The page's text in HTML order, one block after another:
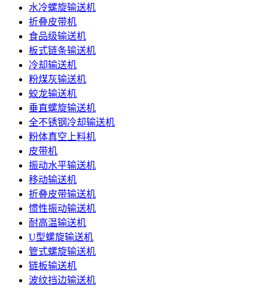
水冷螺旋输送机
折叠皮带机
食品级输送机
板式链条输送机
冷却输送机
粉煤灰输送机
蛟龙输送机
垂直螺旋输送机
全不锈钢冷却输送机
粉体真空上料机
皮带机
振动水平输送机
移动输送机
折叠皮带输送机
惯性振动输送机
耐高温输送机
U型螺旋输送机
管式螺旋输送机
链板输送机
波纹挡边输送机